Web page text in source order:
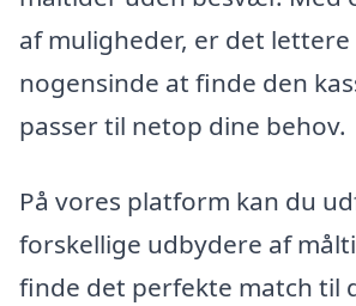
af muligheder, er det lettere
nogensinde at finde den
passer til netop dine behov.
På vores platform kan du
forskellige udbydere af
finde det perfekte match til